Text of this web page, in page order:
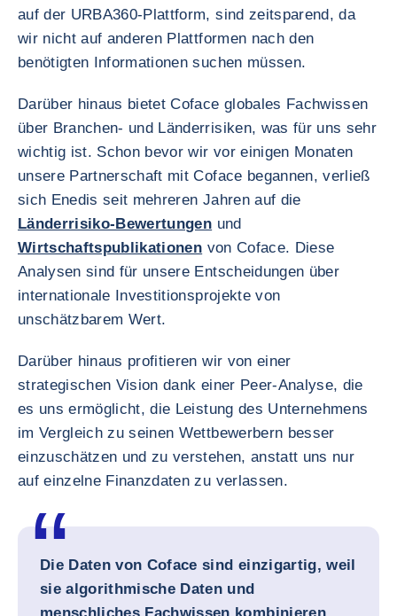
auf der URBA360-Plattform, sind zeitsparend, da
wir nicht auf anderen Plattformen nach den
benötigten Informationen suchen müssen.
Darüber hinaus bietet Coface globales Fachwissen
über Branchen- und Länderrisiken, was für uns sehr
wichtig ist. Schon bevor wir vor einigen Monaten
unsere Partnerschaft mit Coface begannen, verließ
sich Enedis seit mehreren Jahren auf die
Länderrisiko-Bewertungen und
Wirtschaftspublikationen von Coface. Diese
Analysen sind für unsere Entscheidungen über
internationale Investitionsprojekte von
unschätzbarem Wert.
Darüber hinaus profitieren wir von einer
strategischen Vision dank einer Peer-Analyse, die
es uns ermöglicht, die Leistung des Unternehmens
im Vergleich zu seinen Wettbewerbern besser
einzuschätzen und zu verstehen, anstatt uns nur
auf einzelne Finanzdaten zu verlassen.
Die Daten von Coface sind einzigartig, weil
sie algorithmische Daten und